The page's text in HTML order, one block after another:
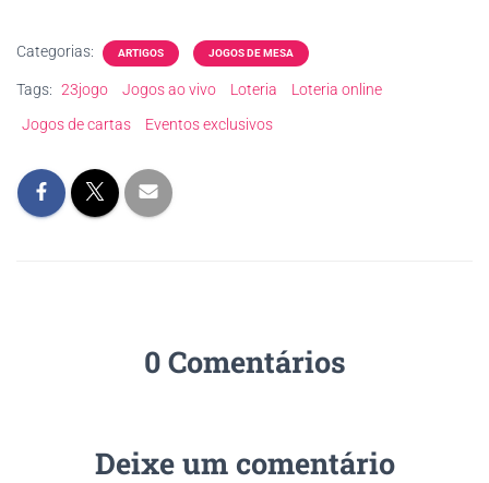
Categorias: ARTIGOS JOGOS DE MESA
Tags: 23jogo Jogos ao vivo Loteria
Loteria online
Jogos de cartas
Eventos exclusivos
0 Comentários
Deixe um comentário